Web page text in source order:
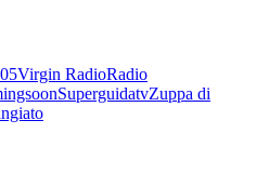
Virgin RadioRadio
SuperguidatvZuppa di